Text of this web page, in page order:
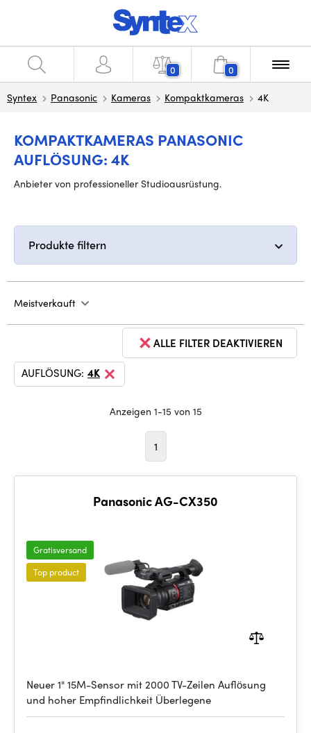
0 0
Syntex Panasonic Kameras Kompaktkameras 4K
KOMPAKTKAMERAS PANASONIC
AUFLÖSUNG: 4K
Anbieter von professioneller Studioausrüstung.
Produkte filtern
Meistverkauft
ALLE FILTER DEAKTIVIEREN
AUFLÖSUNG: 4K
Anzeigen 1-15 von 15
1
Panasonic AG-CX350
Gratisversand
Top product
Neuer 1" 15M-Sensor mit 2000 TV-Zeilen Auflösung
und hoher Empfindlichkeit Überlegene